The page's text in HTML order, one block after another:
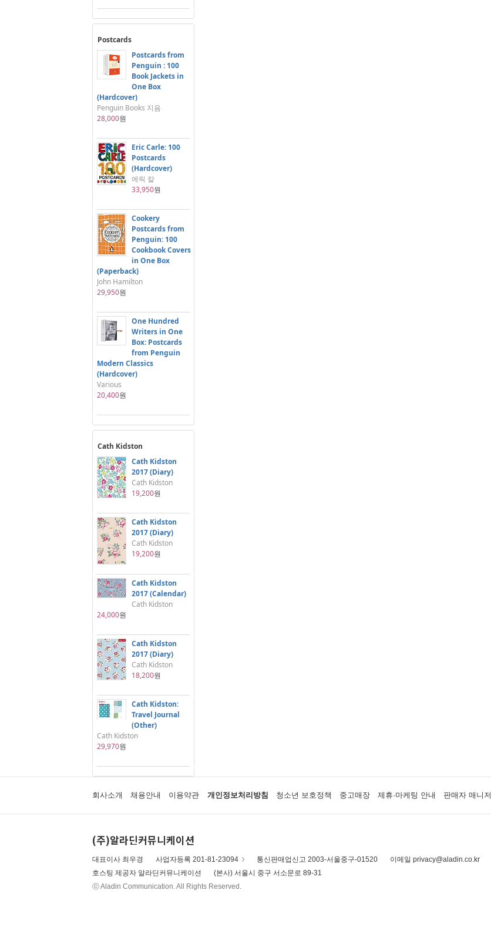
Postcards
Postcards from
Penguin : 100
Book Jackets in
One Box
(Hardcover)
Penguin Books 지음
28,000원
Eric Carle: 100
Postcards
(Hardcover)
에릭 칼
33,950원
Cookery
Postcards from
Penguin: 100
Cookbook Covers
in One Box
(Paperback)
John Hamilton
29,950원
One Hundred
Writers in One
Box: Postcards
from Penguin
Modern Classics
(Hardcover)
Various
20,400원
Cath Kidston
Cath Kidston
2017 (Diary)
Cath Kidston
19,200원
Cath Kidston
2017 (Diary)
Cath Kidston
19,200원
Cath Kidston
2017 (Calendar)
Cath Kidston
24,000원
Cath Kidston
2017 (Diary)
Cath Kidston
18,200원
Cath Kidston:
Travel Journal
(Other)
Cath Kidston
29,970원
회사소개 채용안내 이용약관 개인정보처리방침 청소년 보호정책 중고매장 제휴·마케팅 안내 판매자 매니저
(주)알라딘커뮤니케이션
대표이사 최우경 사업자등록 201-81-23094 통신판매업신고 2003-서울중구-01520
이메일 privacy@aladin.co.kr
호스팅 제공자 알라딘커뮤니케이션
(본사) 서울시 중구 서소문로 89-31
ⓒ Aladin Communication. All Rights Reserved.